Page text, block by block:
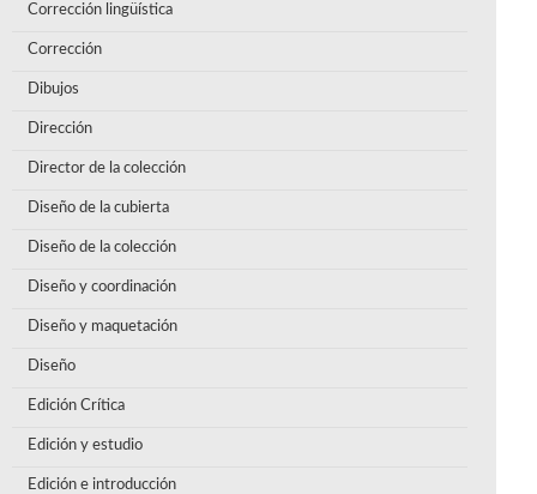
Corrección lingüística
Corrección
Dibujos
Dirección
Director de la colección
Diseño de la cubierta
Diseño de la colección
Diseño y coordinación
Diseño y maquetación
Diseño
Edición Crítica
Edición y estudio
Edición e introducción